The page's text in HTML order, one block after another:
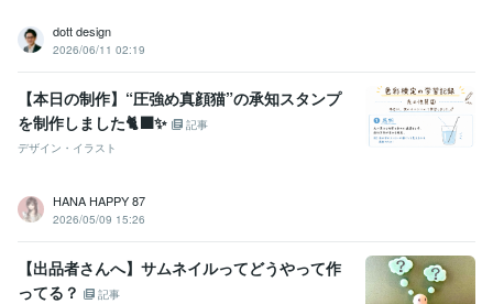
dott design
2026/06/11 02:19
【本日の制作】“圧強め真顔猫”の承知スタンプ
を制作しました🐈‍⬛✨
記事
デザイン・イラスト
HANA HAPPY 87
2026/05/09 15:26
【出品者さんへ】サムネイルってどうやって作
ってる？
記事